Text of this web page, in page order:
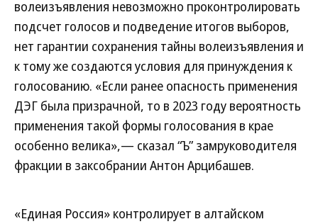
волеизъявления невозможно проконтролировать
подсчет голосов и подведение итогов выборов,
нет гарантии сохранения тайны волеизъявления и
к тому же создаются условия для принуждения к
голосованию. «Если ранее опасность применения
ДЭГ была призрачной, то в 2023 году вероятность
применения такой формы голосования в крае
особенно велика»,— сказал “Ъ” замруководителя
фракции в заксобрании Антон Арцибашев.
«Единая Россия» контролирует в алтайском